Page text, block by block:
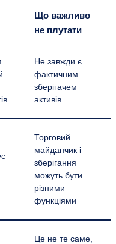
Що важливо
не плутати
Не завжди є
фактичним
зберігачем
активів
Торговий
майданчик і
зберігання
можуть бути
різними
функціями
Це не те саме,